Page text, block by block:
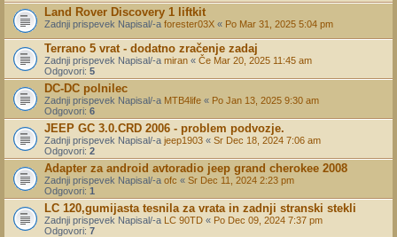
Land Rover Discovery 1 liftkit
Zadnji prispevek Napisal/-a forester03X « Po Mar 31, 2025 5:04 pm
Terrano 5 vrat - dodatno zračenje zadaj
Zadnji prispevek Napisal/-a miran « Če Mar 20, 2025 11:45 am
Odgovori: 5
DC-DC polnilec
Zadnji prispevek Napisal/-a MTB4life « Po Jan 13, 2025 9:30 am
Odgovori: 6
JEEP GC 3.0.CRD 2006 - problem podvozje.
Zadnji prispevek Napisal/-a jeep1903 « Sr Dec 18, 2024 7:06 am
Odgovori: 2
Adapter za android avtoradio jeep grand cherokee 2008
Zadnji prispevek Napisal/-a ofc « Sr Dec 11, 2024 2:23 pm
Odgovori: 1
LC 120,gumijasta tesnila za vrata in zadnji stranski stekli
Zadnji prispevek Napisal/-a LC 90TD « Po Dec 09, 2024 7:37 pm
Odgovori: 7